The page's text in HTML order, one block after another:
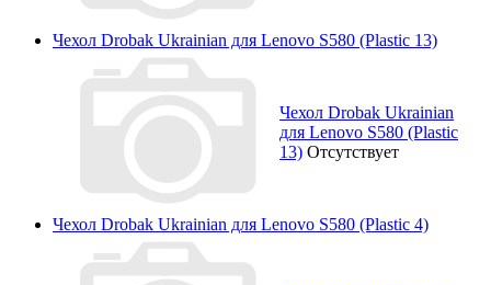
Чехол Drobak Ukrainian для Lenovo S580 (Plastic 13)
Чехол Drobak Ukrainian
для Lenovo S580 (Plastic
13) Отсутствует
Чехол Drobak Ukrainian для Lenovo S580 (Plastic 4)